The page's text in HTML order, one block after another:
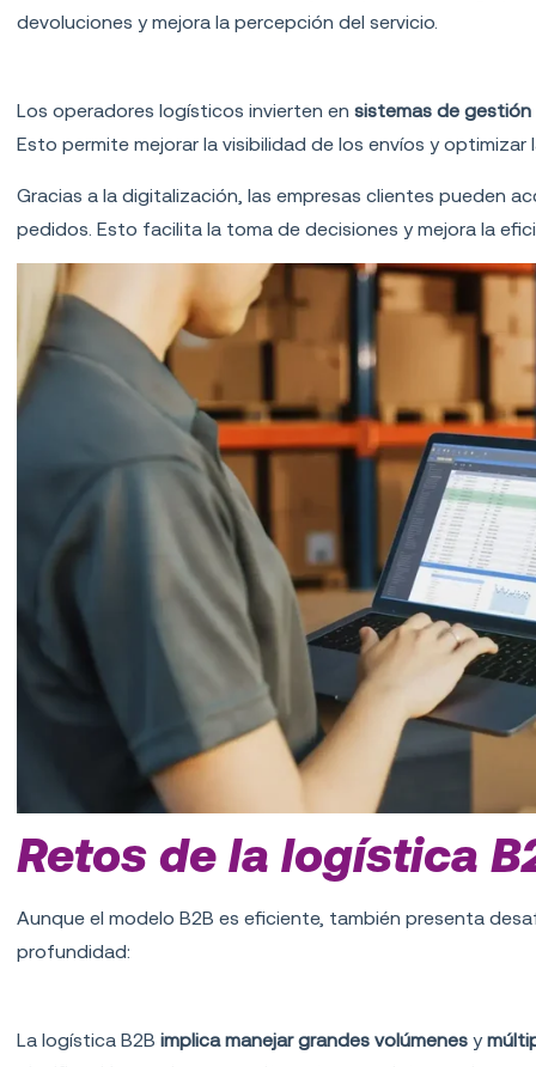
devoluciones y mejora la percepción del servicio.
Los operadores logísticos invierten ensistemas de
Esto permite mejorar la visibilidad de los envíos y optimizar
Gracias a la digitalización, las empresas clientes pueden
pedidos. Esto facilita la toma de decisiones y mejora la
Retos de la logística
Aunque el modelo B2B es eficiente, también presenta
profundidad:
La logística B2Bimplica manejar grandes volúmenes y